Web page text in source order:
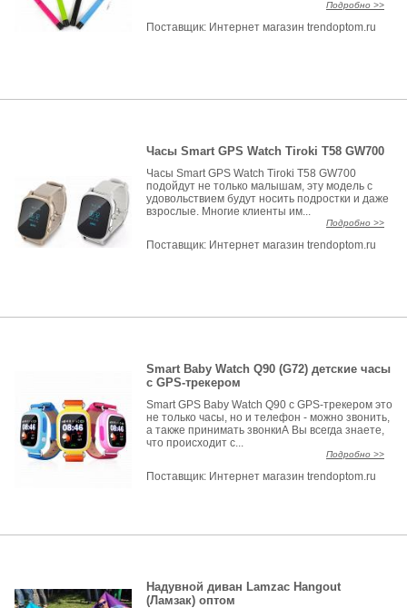
Подробно >>
Поставщик: Интернет магазин trendoptom.ru
Часы Smart GPS Watch Tiroki T58 GW700
Часы Smart GPS Watch Tiroki T58 GW700
подойдут не только малышам, эту модель с
удовольствием будут носить подростки и даже
взрослые. Многие клиенты им...
Подробно >>
Поставщик: Интернет магазин trendoptom.ru
Smart Baby Watch Q90 (G72) детские часы
с GPS-трекером
Smart GPS Baby Watch Q90 c GPS-трекером это
не только часы, но и телефон - можно звонить,
а также принимать звонкиА Вы всегда знаете,
что происходит с...
Подробно >>
Поставщик: Интернет магазин trendoptom.ru
Надувной диван Lamzac Hangout
(Ламзак) оптом